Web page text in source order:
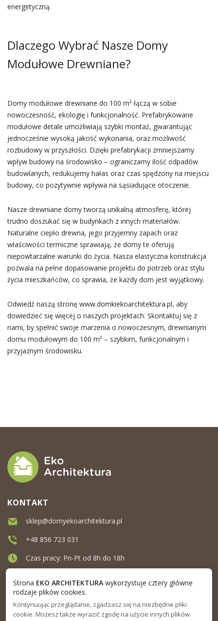
energetyczną.
Dlaczego Wybrać Nasze Domy
Modułowe Drewniane?
Domy modułowe drewniane do 100 m² łączą w sobie
nowoczesność, ekologię i funkcjonalność. Prefabrykowane
modułowe detale umożliwiają szybki montaż, gwarantując
jednocześnie wysoką jakość wykonania, oraz możliwość
rozbudowy w przyszłości. Dzięki prefabrykacji zmniejszamy
wpływ budowy na środowisko – ograniczamy ilość odpadów
budowlanych, redukujemy hałas oraz czas spędzony na miejscu
budowy, co pozytywnie wpływa na sąsiadujące otoczenie.
Nasze drewniane domy tworzą unikalną atmosferę, której
trudno doszukać się w budynkach z innych materiałów.
Naturalne ciepło drewna, jego przyjemny zapach oraz
właściwości termiczne sprawiają, że domy te oferują
niepowtarzalne warunki do życia. Nasza elastyczna konstrukcja
pozwala na pełne dopasowanie projektu do potrzeb oraz stylu
życia mieszkańców, co sprawia, że każdy dom jest wyjątkowy.
Odwiedź naszą stronę www.domkiekoarchitektura.pl, aby
dowiedzieć się więcej o naszych projektach. Skontaktuj się z
nami, by spełnić swoje marzenia o nowoczesnym, drewnianym
domu modułowym do 100 m² – szybkim, funkcjonalnym i
przyjaznym środowisku.
MENU
KONTAKT
sklep@domyekoarchitektura.pl
+48 856 723 031
Czas pracy: Pn-Pt od 8h do 18h
Strona EKO ARCHITEKTURAwykorzystuje cztery główne
rodzaje plików cookies.
Kontynuując przeglądanie, zgadzasz się na niezbędne pliki
cookie. Możesz także wyrazić zgodę na użycie innych plików